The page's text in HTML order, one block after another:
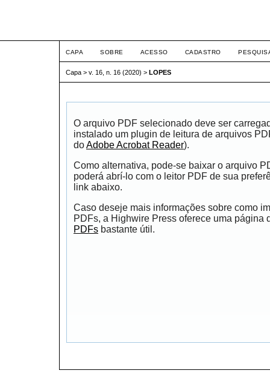
CAPA SOBRE ACESSO CADASTRO
Capa > v. 16, n. 16 (2020) > LOPES
O arquivo PDF selecionado deve ser
instalado um plugin de leitura de arquivos
doAdobe Acrobat Reader).
Como alternativa, pode-se baixar o arquivo
poderá abrí-lo com o leitor PDF de sua
link abaixo.
Caso deseje mais informações sobre como
PDFs, a Highwire Press oferece uma página
PDFs bastante útil.